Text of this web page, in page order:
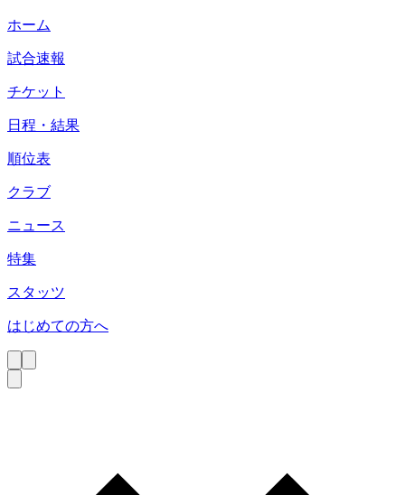
ホーム
試合速報
チケット
日程・結果
順位表
クラブ
ニュース
特集
スタッツ
はじめての方へ